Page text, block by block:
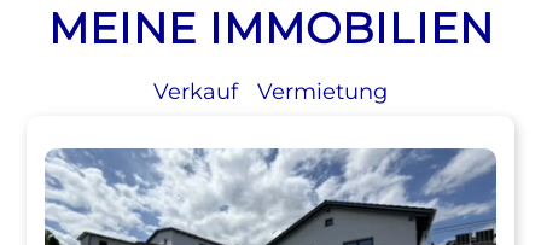
MEINE IMMOBILIEN
Verkauf Vermietung